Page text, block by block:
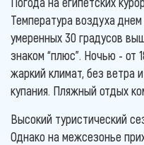
Температура воздуха
умеренных 30 градусов
знаком “плюс”. Ночью - от
жаркий климат, без ветра
купания. Пляжный отдых
Высокий туристический
Однако на межсезонье